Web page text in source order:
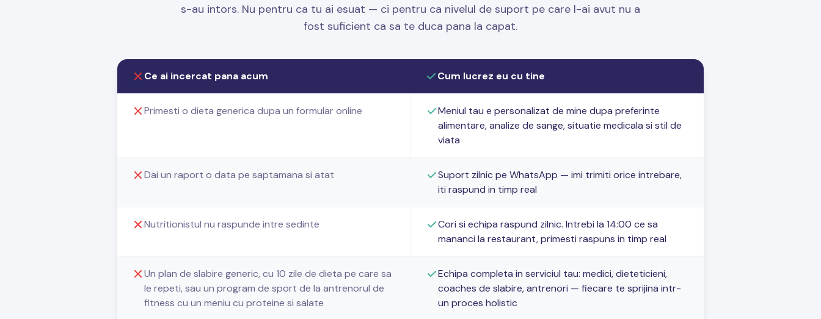
s-au intors. Nu pentru ca tu ai esuat — ci pentru ca nivelul de suport pe care l-ai avut nu a
fost suficient ca sa te duca pana la capat.
Ce ai incercat pana acum Cum lucrez eu cu tine
Primesti o dieta generica dupa un formular online
Meniul tau e personalizat de mine dupa preferinte
alimentare, analize de sange, situatie medicala si stil de
viata
Dai un raport o data pe saptamana si atat
Suport zilnic pe WhatsApp — imi trimiti orice intrebare,
iti raspund in timp real
Nutritionistul nu raspunde intre sedinte
Cori si echipa raspund zilnic. Intrebi la 14:00 ce sa
mananci la restaurant, primesti raspuns in timp real
Un plan de slabire generic, cu 10 zile de dieta pe care sa
le repeti, sau un program de sport de la antrenorul de
fitness cu un meniu cu proteine si salate
Echipa completa in serviciul tau: medici, dieteticieni,
coaches de slabire, antrenori — fiecare te sprijina intr-
un proces holistic